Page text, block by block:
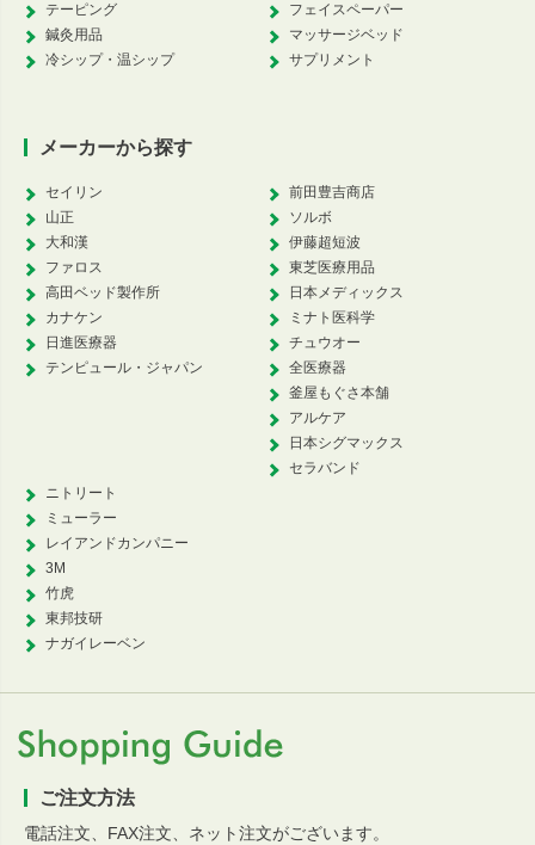
テーピング
鍼灸用品
冷シップ・温シップ
フェイスペーパー
マッサージベッド
サプリメント
メーカーから探す
セイリン
山正
大和漢
ファロス
高田ベッド製作所
カナケン
日進医療器
テンピュール・ジャパン
前田豊吉商店
ソルボ
伊藤超短波
東芝医療用品
日本メディックス
ミナト医科学
チュウオー
全医療器
釜屋もぐさ本舗
アルケア
日本シグマックス
セラバンド
ニトリート
ミューラー
レイアンドカンパニー
3M
竹虎
東邦技研
ナガイレーベン
ご注文方法
電話注文、FAX注文、ネット注文がございます。